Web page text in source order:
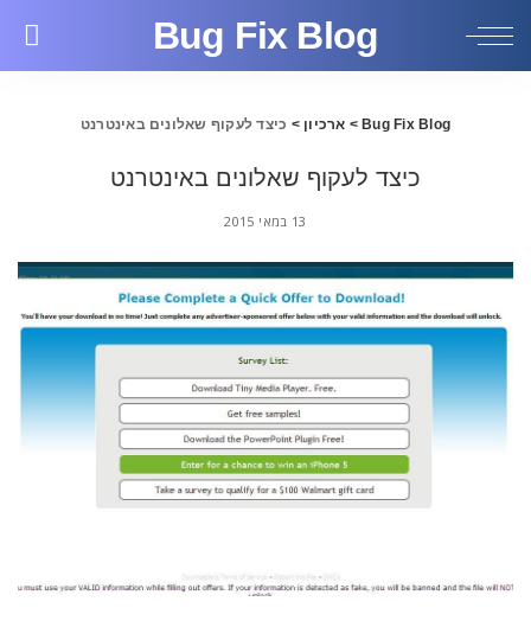
Bug Fix Blog
Bug Fix Blog
> ארכיון > כיצד לעקוף שאלונים באינטרנט
כיצד לעקוף שאלונים באינטרנט
13 במאי 2015